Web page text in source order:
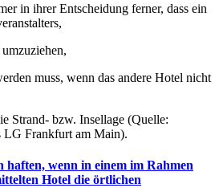
in ihrer Entscheidung ferner, dass ein
muss, wenn das andere Hotel nicht
Strand- bzw. Insellage (Quelle:
LG Frankfurt am Main).
haften, wenn in einem im Rahmen
Hotel die örtlichen